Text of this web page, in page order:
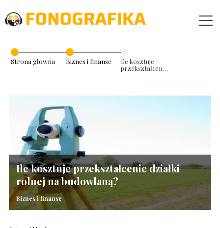
Strona główna Biznes i finanse
Ile kosztuje
przekształcenie
Ile kosztuje przekształcenie działki
rolnej na budowlaną?
Biznes i finanse